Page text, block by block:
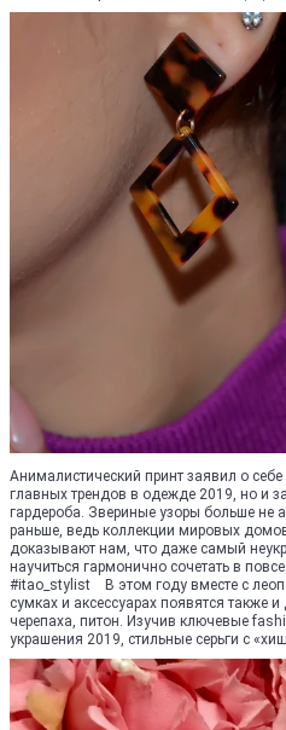
Анималистический принт заявил о
главных трендов в одежде 2019, но и
гардероба. Звериные узоры больше не
раньше, ведь коллекции мировых
доказывают нам, что даже самый
научиться гармонично сочетать в
#itао_stуlist В этом году вместе с
сумках и аксессуарах появятся также
черепаха, питон. Изучив ключевые
украшения 2019, стильные серьги с